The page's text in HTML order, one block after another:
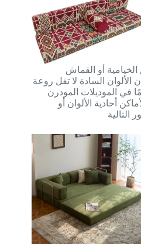
أو القماش
الألوان السادة لا تقل روعة
في الموديلات المودرن
أحادية الألوان أو
التالية